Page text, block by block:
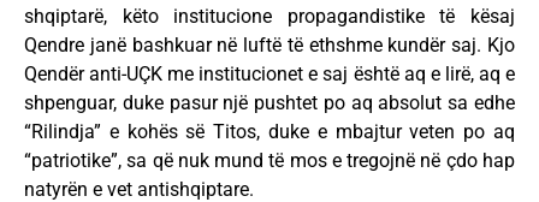
shqiptarë, këto institucione propagandistike të kësaj
Qendre janë bashkuar në luftë të ethshme kundër saj. Kjo
Qendër anti-UÇK me institucionet e saj është aq e lirë, aq e
shpenguar, duke pasur një pushtet po aq absolut sa edhe
“Rilindja” e kohës së Titos, duke e mbajtur veten po aq
“patriotike”, sa që nuk mund të mos e tregojnë në çdo hap
natyrën e vet antishqiptare.